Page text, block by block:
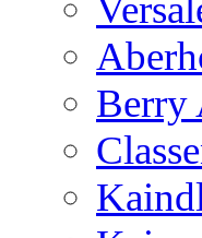
Berry